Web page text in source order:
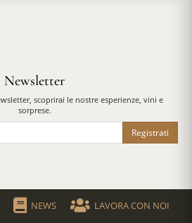
Newsletter
scoprirai le nostre esperienze, vini e
sorprese.
Registrati
NEWS LAVORA CON NOI